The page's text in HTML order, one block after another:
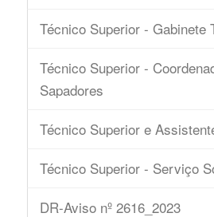
Técnico Superior - Gabinete
Técnico Superior -
Sapadores
Técnico Superior e
Técnico Superior - Serviço
DR-Aviso nº 2616_2023